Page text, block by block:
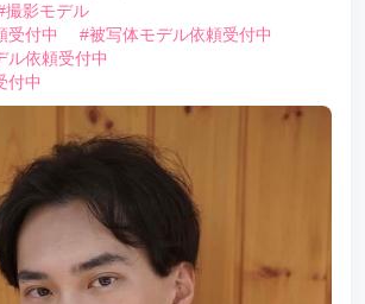
撮影モデル
受付中
#被写体モデル依頼受付中
ル依頼受付中
付中